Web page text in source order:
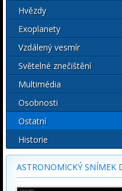
Hvězdy
Exoplanety
Vzdálený vesmír
Světelné znečištění
Multimédia
Osobnosti
Ostatní
Historie
ASTRONOMICKÝ SNÍMEK